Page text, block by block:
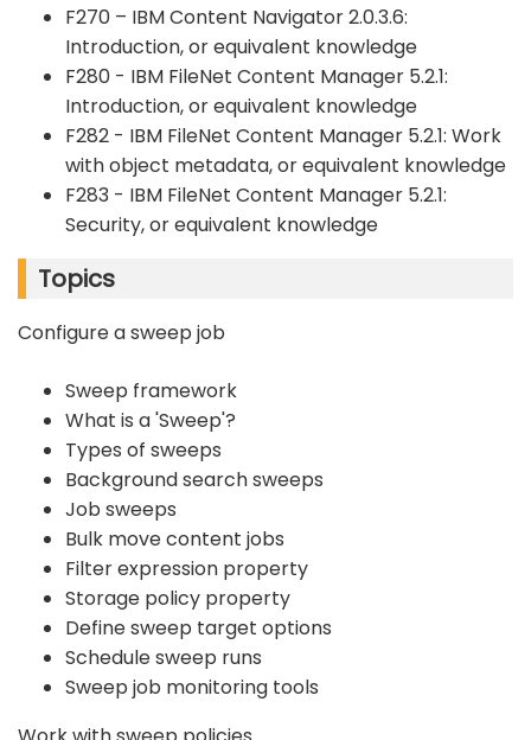
F270 – IBM Content Navigator 2.0.3.6:
Introduction, or equivalent knowledge
F280 - IBM FileNet Content Manager 5.2.1:
Introduction, or equivalent knowledge
F282 - IBM FileNet Content Manager 5.2.1: Work
with object metadata, or equivalent knowledge
F283 - IBM FileNet Content Manager 5.2.1:
Security, or equivalent knowledge
Topics
Configure a sweep job
Sweep framework
What is a 'Sweep'?
Types of sweeps
Background search sweeps
Job sweeps
Bulk move content jobs
Filter expression property
Storage policy property
Define sweep target options
Schedule sweep runs
Sweep job monitoring tools